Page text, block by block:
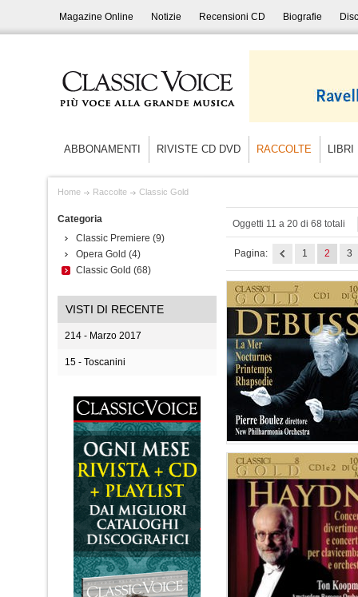
Magazine Online Notizie Recensioni CD Biografie
ABBONAMENTI RIVISTE CD DVD RACCOLTE LIBRI
Home Raccolte Classic Gold
Categoria
Classic Premiere (9)
Opera Gold (4)
Classic Gold (68)
VISTI DI RECENTE
214 - Marzo 2017
15 - Toscanini
Oggetti 11 a 20 di 68 totali
Pagina: 1 2 3